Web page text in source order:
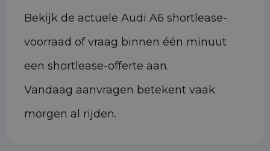
Bekijk de actuele Audi A6 shortlease-
voorraad of vraag binnen één minuut
een shortlease-offerte aan.
Vandaag aanvragen betekent vaak
morgen al rijden.